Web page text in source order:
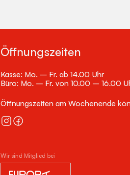
Öffnungszeiten
Kasse: Mo. – Fr. ab 14.00 Uhr
Büro: Mo. – Fr. von 10.00 – 16.00
Öffnungszeiten am Wochenende
Wir sind Mitglied bei